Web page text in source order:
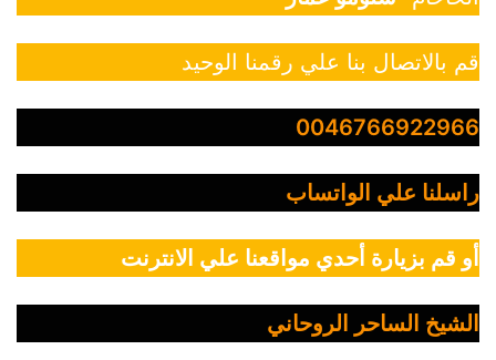
قم بالاتصال بنا علي رقمنا الوحيد
0046766922966
راسلنا علي الواتساب
أو قم بزيارة أحدي مواقعنا علي الانترنت
الشيخ الساحر الروحاني